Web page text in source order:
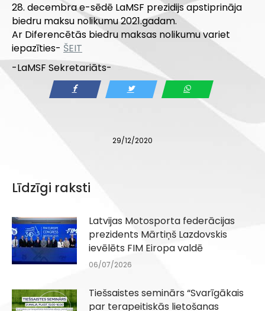
28. decembra e-sēdē LaMSF prezidijs apstiprināja
biedru maksu nolikumu 2021.gadam.
Ar Diferencētās biedru maksas nolikumu variet
iepazīties- ŠEIT
-LaMSF Sekretariāts-
29/12/2020
Līdzīgi raksti
Latvijas Motosporta federācijas
prezidents Mārtiņš Lazdovskis
ievēlēts FIM Eiropa valdē
06/07/2026
Tiešsaistes seminārs “Svarīgākais
par terapeitiskās lietošanas